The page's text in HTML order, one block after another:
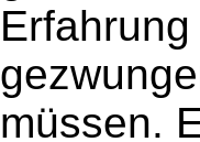
müssen.